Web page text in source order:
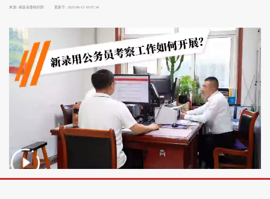
来源: 岷县县委组织部 更新于: 2025-06-13 10:07:34